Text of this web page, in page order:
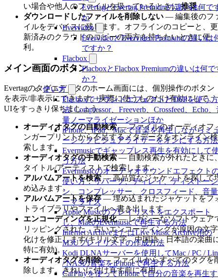
EvertagとEvertag Premiumの違いは何で
か
Evervideo
EvervideoとEvervideo Premiumの違いは
ですか？
Flacbox
FlacboxとFlacbox Premiumの違いは何で
か？
使い方
FlacboxでサウンドエフェクトとDSPを使う方
法: Compressor、Freeverb、Crossfeed、Echo
量ノーマライゼーションほか
iPhone、iPad、Macで音楽を再生しながらミ
ージックビジュアライザーをオンにする方法
Evermusicでギャップレス再生を有効にして
う方法
Evermusicのオーディオサウンドエフェクト
使い方：リバーブ、ディレイ、ディストー
ン、コンプレッサー、クロスフィード、音
ーマライズ
Apple Musicのプレイリストをエクスポート
し、MacのEvermusicで再生する方法
Internet ArchiveまたはLive Music Archive用の
M3Uプレイリストの作成方法
Kodi DLNAサーバーを使用してMac / PC /
/ NASの音楽をiPhoneで再生する方法
CarPlayを使ってiPhoneで自分の音楽を再生
い場合や他人のファイルを扱っているときに推奨。
ダウンロードしたファイルを削除しない — 編集後のフ
イルをデバイスに残します。オフラインのコピーと、更
新済みのクラウドのコピーの両方を持ちたいときに便
利。
メイン画面のボタン
Evertagのタグエディタのホーム画面には、個別操作のボタン
を表示/非表示にできます。実際に使うものだけ有効にして、
UIをすっきり保ちましょう。
オーディオタグの自動検索— ファイルのオーディオフ
ンガープリントから不足するメタデータをオンライン検
索します。
オーディオタグの手動検索 — 自動検索が外れたときに
タイトル/アーティストで検索します。
アルバムアートを検索 — 高品質なジャケットを探して
め込みます。
アルバムアートを保存 — 埋め込まれたジャケットをフ
トライブラリやファイルへ書き出します。
エンコーディングを正規化— レガシーなソフトウェア
リッピングされた、古いエンコーディングが原因の文字
化けを修正します(キリル文字、中国語、日本語の楽曲
特に有効)。
オーディオタグを削除— ファイルからすべてのタグを
除します。きれいに付け直す前に有用。